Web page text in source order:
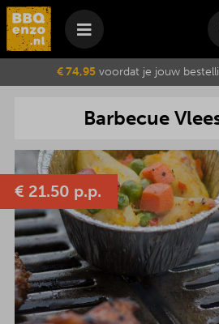
Winkelmand
Je winkelwagen is
Wijzig winkelmand
€ 74,95voordat je jouw
€ 21.50 p.p.
Barbecue